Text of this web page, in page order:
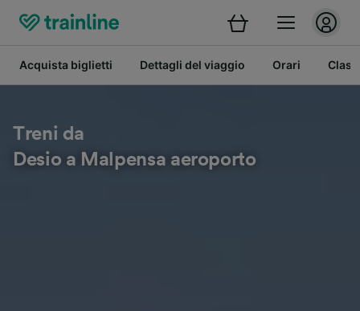
Acquista biglietti Dettagli del viaggio Orari
Treni da
Desio a Malpensa aeroporto